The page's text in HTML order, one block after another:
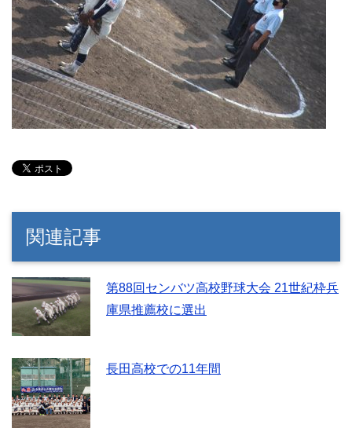
関連記事
第88回センバツ高校野球大会 21世紀枠兵
庫県推薦校に選出
長田高校での11年間